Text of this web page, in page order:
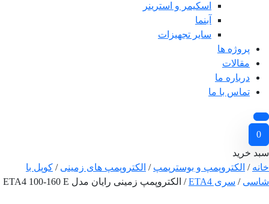
اسکیمر و استرینر
آبنما
سایر تجهیزات
پروژه ها
مقالات
درباره ما
تماس با ما
0
سبد خرید
خانه / الکتروپمپ و بوسترپمپ / الکتروپمپ های زمینی / کوپل با
شاسی / سری ETA4 / الکتروپمپ زمینی رایان مدل ETA4 100-160 E